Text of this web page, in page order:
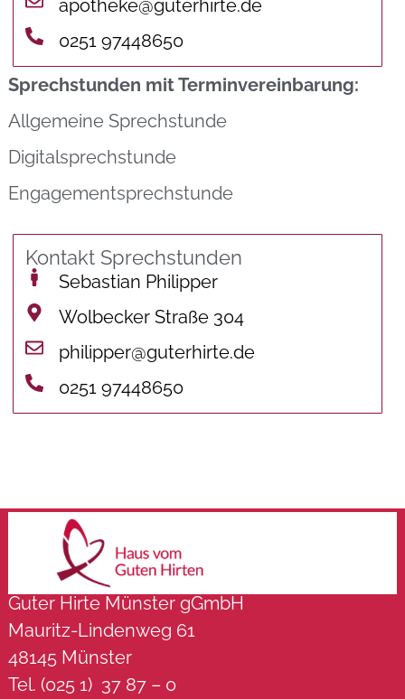
apotheke@guterhirte.de
0251 97448650
Sprechstunden mit Terminvereinbarung:
Allgemeine Sprechstunde
Digitalsprechstunde
Engagementsprechstunde
Kontakt Sprechstunden
Sebastian Philipper
Wolbecker Straße 304
philipper@guterhirte.de
0251 97448650
Guter Hirte Münster gGmbH
Mauritz-Lindenweg 61
48145 Münster
Tel. (025 1) 37 87 – 0